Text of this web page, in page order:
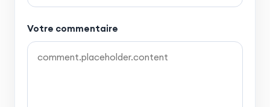
Votre commentaire